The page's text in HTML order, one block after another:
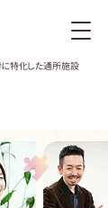
特化した通所施設